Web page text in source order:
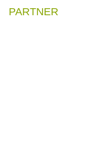
PARTNER